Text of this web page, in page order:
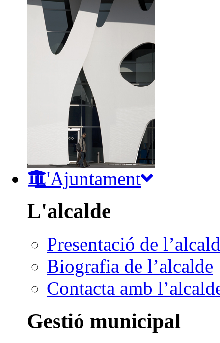
L'Ajuntament
L'alcalde
Presentació de
Biografia de l’alcalde
Contacta amb
Gestió municipal